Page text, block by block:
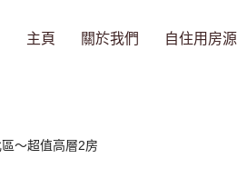
主頁 關於我們 自住用房源
～超值高層2房